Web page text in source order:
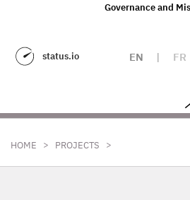
Governance and
status.io EN | FR
HOME > PROJECTS >